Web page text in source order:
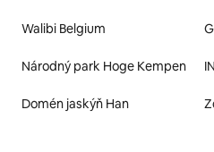
Walibi Belgium
Národný park Hoge Kempen
Domén jaskýň Han